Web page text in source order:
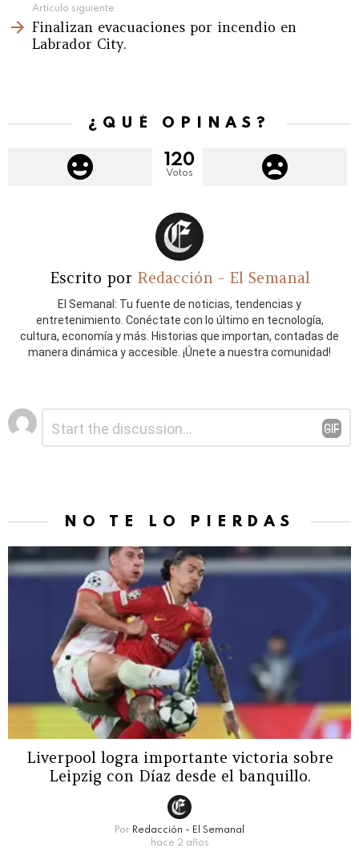
Artículo siguiente
Finalizan evacuaciones por incendio en
Labrador City.
¿QUÉ OPINAS?
120
Votos
Escrito por Redacción - El Semanal
El Semanal: Tu fuente de noticias, tendencias y
entretenimiento. Conéctate con lo último en tecnología,
cultura, economía y más. Historias que importan, contadas de
manera dinámica y accesible. ¡Únete a nuestra comunidad!
Deja
una
NO TE LO PIERDAS
Liverpool logra importante victoria sobre
Leipzig con Díaz desde el banquillo.
Por Redacción - El Semanal
hace 2 años